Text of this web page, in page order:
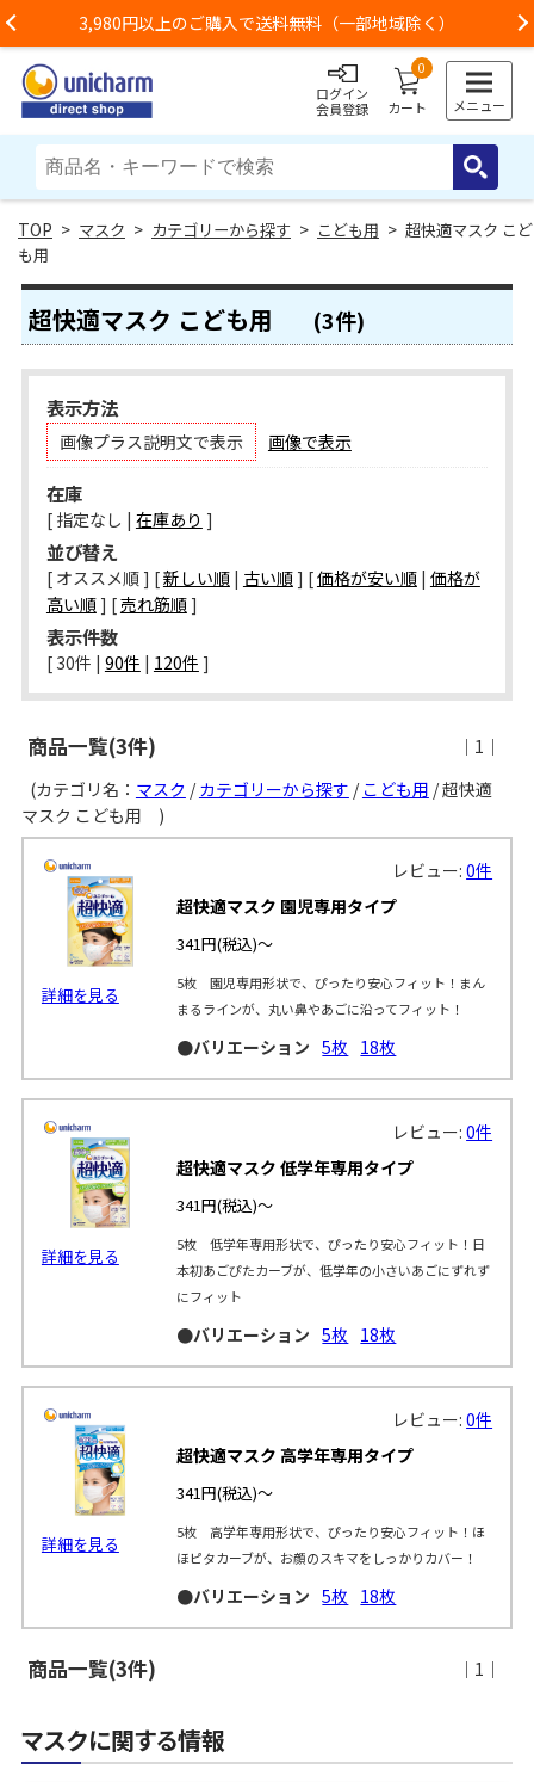
Previous3,980円以上のご購入で送料無料（一部地域除く）
ログイン
会員登録
0
カート メニュー
> マスク > カテゴリーから探す > こども用 > 超快適マスク こど
も用
超快適マスク こども用 (3件)
表示方法
画像プラス説明文で表示 画像で表示
在庫
[ 指定なし | 在庫あり ]
並び替え
[ オススメ順 ] [新しい順| 古い順] [価格が安い順| 価格が
高い順] [売れ筋順]
表示件数
[ 30件 | 90件 | 120件 ]
商品一覧(3件)
｜1｜
(カテゴリ名： マスク /カテゴリーから探す / こども用 / 超快適
マスク こども用 )
詳細を見る
レビュー:0件
超快適マスク 園児専用タイプ
341円(税込)～
5枚 園児専用形状で、ぴったり安心フィット！まん
まるラインが、丸い鼻やあごに沿ってフィット！
●バリエーション 5枚 18枚
詳細を見る
レビュー:0件
超快適マスク 低学年専用タイプ
341円(税込)～
5枚 低学年専用形状で、ぴったり安心フィット！日
本初あごぴたカーブが、低学年の小さいあごにずれず
にフィット
●バリエーション 5枚 18枚
詳細を見る
レビュー:0件
超快適マスク 高学年専用タイプ
341円(税込)～
5枚 高学年専用形状で、ぴったり安心フィット！ほ
ほピタカーブが、お顔のスキマをしっかりカバー！
●バリエーション 5枚 18枚
商品一覧(3件) ｜1｜
マスクに関する情報